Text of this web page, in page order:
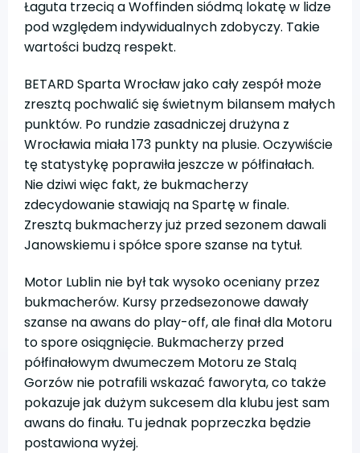
Łaguta trzecią a Woffinden siódmą lokatę w lidze
pod względem indywidualnych zdobyczy. Takie
wartości budzą respekt.
BETARD Sparta Wrocław jako cały zespół może
zresztą pochwalić się świetnym bilansem małych
punktów. Po rundzie zasadniczej drużyna z
Wrocławia miała 173 punkty na plusie. Oczywiście
tę statystykę poprawiła jeszcze w półfinałach.
Nie dziwi więc fakt, że bukmacherzy
zdecydowanie stawiają na Spartę w finale.
Zresztą bukmacherzy już przed sezonem dawali
Janowskiemu i spółce spore szanse na tytuł.
Motor Lublin nie był tak wysoko oceniany przez
bukmacherów. Kursy przedsezonowe dawały
szanse na awans do play-off, ale finał dla Motoru
to spore osiągnięcie. Bukmacherzy przed
półfinałowym dwumeczem Motoru ze Stalą
Gorzów nie potrafili wskazać faworyta, co także
pokazuje jak dużym sukcesem dla klubu jest sam
awans do finału. Tu jednak poprzeczka będzie
postawiona wyżej.